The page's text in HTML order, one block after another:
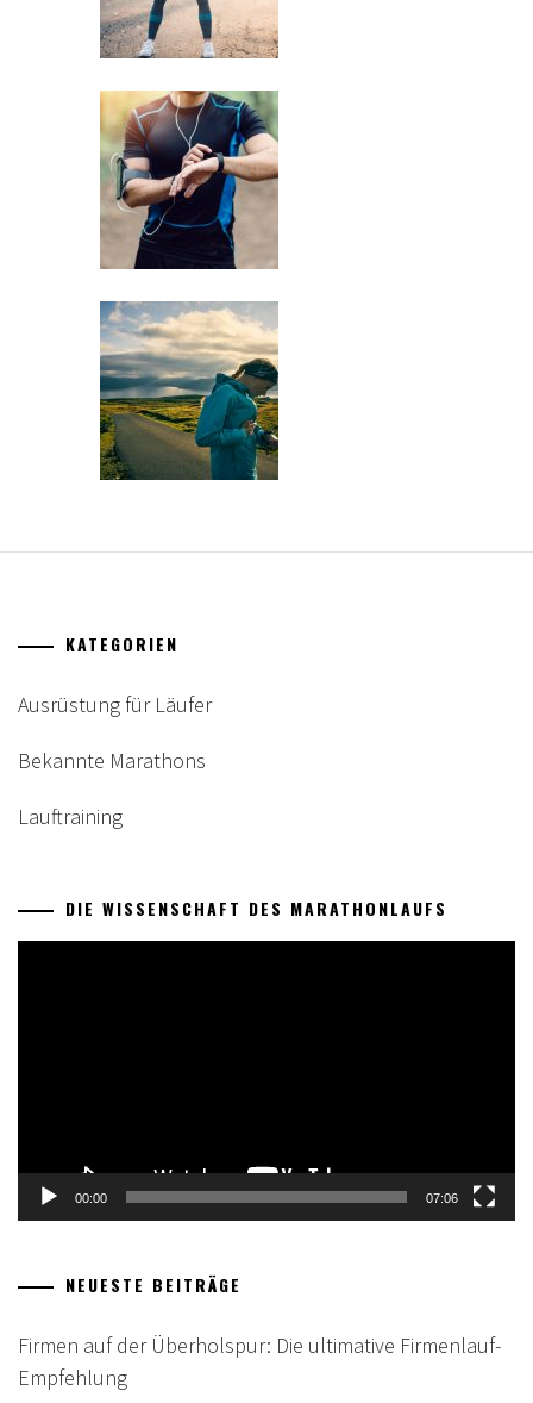
KATEGORIEN
Ausrüstung für Läufer
Bekannte Marathons
Lauftraining
DIE WISSENSCHAFT DES MARATHONLAUFS
00:00 07:06
NEUESTE BEITRÄGE
Firmen auf der Überholspur: Die ultimative Firmenlauf-
Empfehlung